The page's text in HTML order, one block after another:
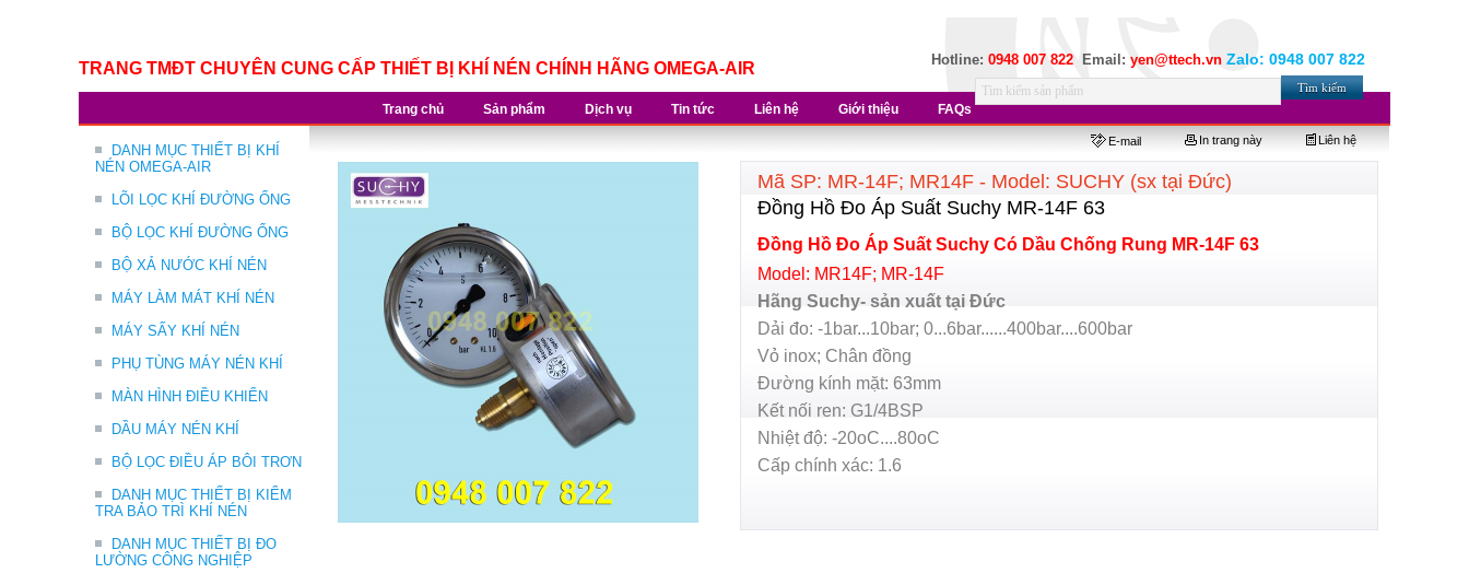
Hotline: 0948 007 822 Email: yen@ttech.vn Zalo: 0948 007 822
TRANG TMĐT CHUYÊN CUNG CẤP THIẾT BỊ KHÍ NÉN CHÍNH HÃNG OMEGA-AIR
Trang chủ Sản phẩm Dịch vụ Tin tức Liên hệ Giới thiệu FAQs
DANH MỤC THIẾT BỊ KHÍ
NÉN OMEGA-AIR
LÕI LỌC KHÍ ĐƯỜNG ỐNG
BỘ LỌC KHÍ ĐƯỜNG ỐNG
BỘ XẢ NƯỚC KHÍ NÉN
MÁY LÀM MÁT KHÍ NÉN
MÁY SẤY KHÍ NÉN
PHỤ TÙNG MÁY NÉN KHÍ
MÀN HÌNH ĐIỀU KHIỂN
DẦU MÁY NÉN KHÍ
BỘ LỌC ĐIỀU ÁP BÔI TRƠN
DANH MỤC THIẾT BỊ KIỂM
TRA BẢO TRÌ KHÍ NÉN
DANH MỤC THIẾT BỊ ĐO
LƯỜNG CÔNG NGHIỆP
E-mail In trang này Liên hệ
Mã SP: MR-14F; MR14F - Model: SUCHY (sx tại Đức)
Đồng Hồ Đo Áp Suất Suchy MR-14F 63
Đồng Hồ Đo Áp Suất Suchy Có Dầu Chống Rung MR-14F 63
Model: MR14F; MR-14F
Hãng Suchy- sản xuất tại Đức
Dải đo: -1bar...10bar; 0...6bar......400bar....600bar
Vỏ inox; Chân đồng
Đường kính mặt: 63mm
Kết nối ren: G1/4BSP
Nhiệt độ: -20oC....80oC
Cấp chính xác: 1.6